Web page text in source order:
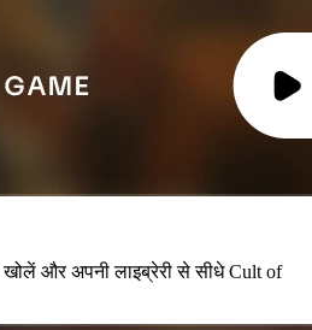
खोलें और अपनी लाइब्रेरी से सीधे Cult of